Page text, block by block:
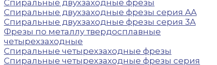
Спиральные двухзаходные фрезы
Спиральные двухзаходные фрезы серия AA
Спиральные двухзаходные фрезы серия 3A
Фрезы по металлу твердосплавные
четырехзаходные
Спиральные четырехзаходные фрезы
Спиральные четырехзаходные фрезы серия